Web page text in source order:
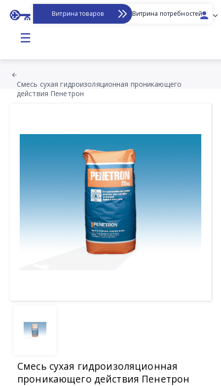
Витрина товаров Витрина потребностей
☰
Смесь сухая гидроизоляционная проникающего
действия Пенетрон
Смесь сухая гидроизоляционная
проникающего действия Пенетрон